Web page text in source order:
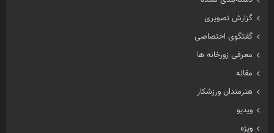
گزارش تصویری
گفتگوی اختصاصی
معرفی زورخانه ها
مقاله
هنرمندان ورزشکار
ویدیو
ویژه